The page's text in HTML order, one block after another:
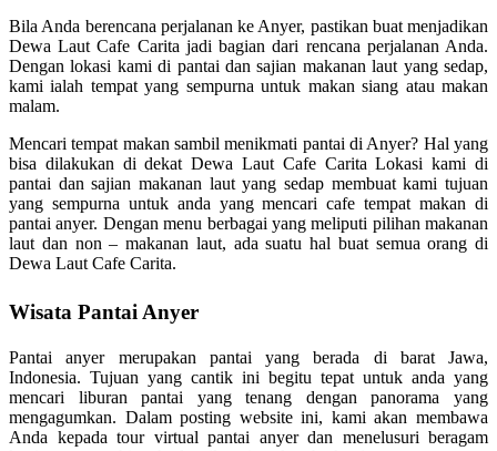
Bila Anda berencana perjalanan ke Anyer, pastikan buat menjadikan
Dewa Laut Cafe Carita jadi bagian dari rencana perjalanan Anda.
Dengan lokasi kami di pantai dan sajian makanan laut yang sedap,
kami ialah tempat yang sempurna untuk makan siang atau makan
malam.
Mencari tempat makan sambil menikmati pantai di Anyer? Hal yang
bisa dilakukan di dekat Dewa Laut Cafe Carita Lokasi kami di
pantai dan sajian makanan laut yang sedap membuat kami tujuan
yang sempurna untuk anda yang mencari cafe tempat makan di
pantai anyer. Dengan menu berbagai yang meliputi pilihan makanan
laut dan non – makanan laut, ada suatu hal buat semua orang di
Dewa Laut Cafe Carita.
Wisata Pantai Anyer
Pantai anyer merupakan pantai yang berada di barat Jawa,
Indonesia. Tujuan yang cantik ini begitu tepat untuk anda yang
mencari liburan pantai yang tenang dengan panorama yang
mengagumkan. Dalam posting website ini, kami akan membawa
Anda kepada tour virtual pantai anyer dan menelusuri beragam